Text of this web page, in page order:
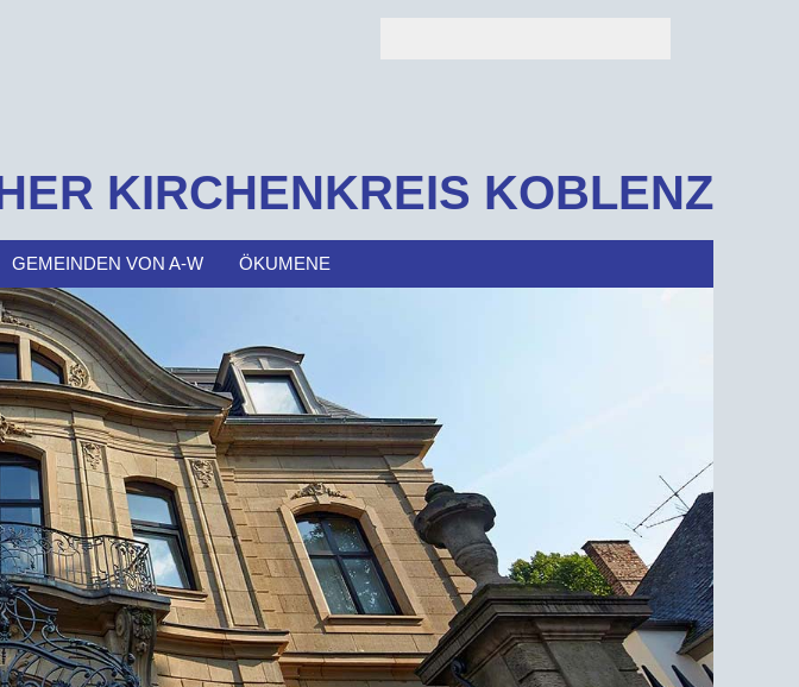
KIRCHENKREIS KOBLENZ
GEMEINDEN VON A-W ÖKUMENE